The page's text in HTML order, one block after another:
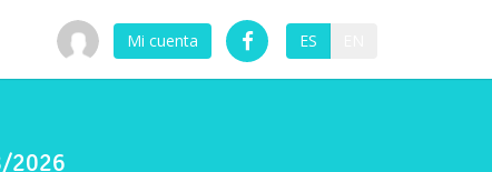
Mi cuenta ES
2026